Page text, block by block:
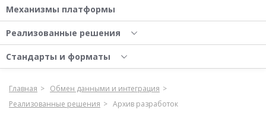
Механизмы платформы
Реализованные решения
Стандарты и форматы
Главная
Обмен данными и интеграция
Реализованные решения
Архив разработок